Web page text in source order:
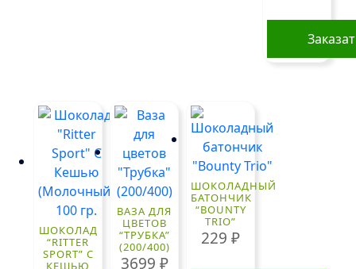
ШОКОЛАД
“RITTER
SPORT” С
КЕШЬЮ
ВАЗА ДЛЯ
ЦВЕТОВ
“ТРУБКА”
(200/400)
3699 ₽
ШОКОЛАДНЫЙ
БАТОНЧИК
“BOUNTY
TRIO”
229₽